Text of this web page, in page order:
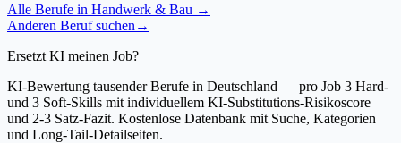
Alle Berufe in Handwerk & Bau →
Anderen Beruf suchen →
Ersetzt KI meinen Job?
KI-Bewertung tausender Berufe in Deutschland — pro Job 3 Hard-
und 3 Soft-Skills mit individuellem KI-Substitutions-Risikoscore
und 2-3 Satz-Fazit. Kostenlose Datenbank mit Suche, Kategorien
und Long-Tail-Detailseiten.